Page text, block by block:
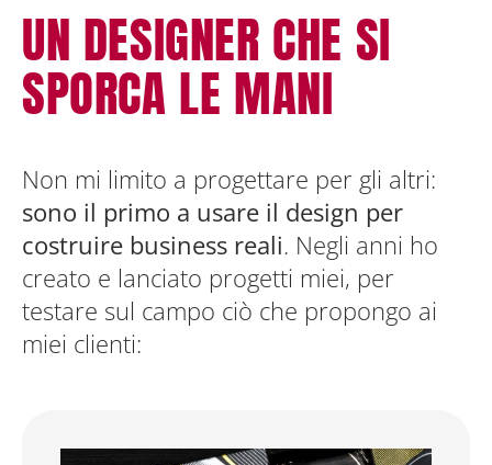
UN DESIGNER CHE SI
SPORCA LE MANI
Non mi limito a progettare per gli altri:
sono il primo a usare il design per
costruire business reali. Negli anni ho
creato e lanciato progetti miei, per
testare sul campo ciò che propongo ai
miei clienti: